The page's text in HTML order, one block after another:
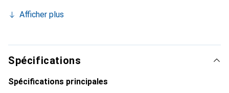
verrouillage de se casser au niveau du connecteur. Une
grâce à la coloration rouge des connecteurs.
Afficher plus
Spécifications
Spécifications principales